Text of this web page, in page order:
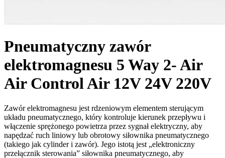
Pneumatyczny zawór
elektromagnesu 5 Way 2- Air
Air Control Air 12V 24V 220V
Zawór elektromagnesu jest rdzeniowym elementem sterującym
układu pneumatycznego, który kontroluje kierunek przepływu i
włączenie sprężonego powietrza przez sygnał elektryczny, aby
napędzać ruch liniowy lub obrotowy siłownika pneumatycznego
(takiego jak cylinder i zawór). Jego istotą jest „elektroniczny
przełącznik sterowania” siłownika pneumatycznego, aby